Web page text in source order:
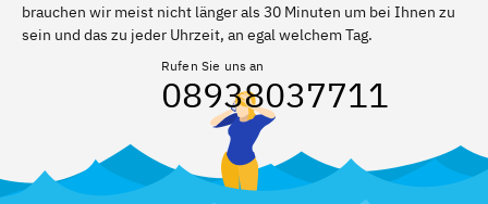
brauchen wir meist nicht länger als 30 Minuten um bei Ihnen zu
sein und das zu jeder Uhrzeit, an egal welchem Tag.
Rufen Sie uns an
08938037711